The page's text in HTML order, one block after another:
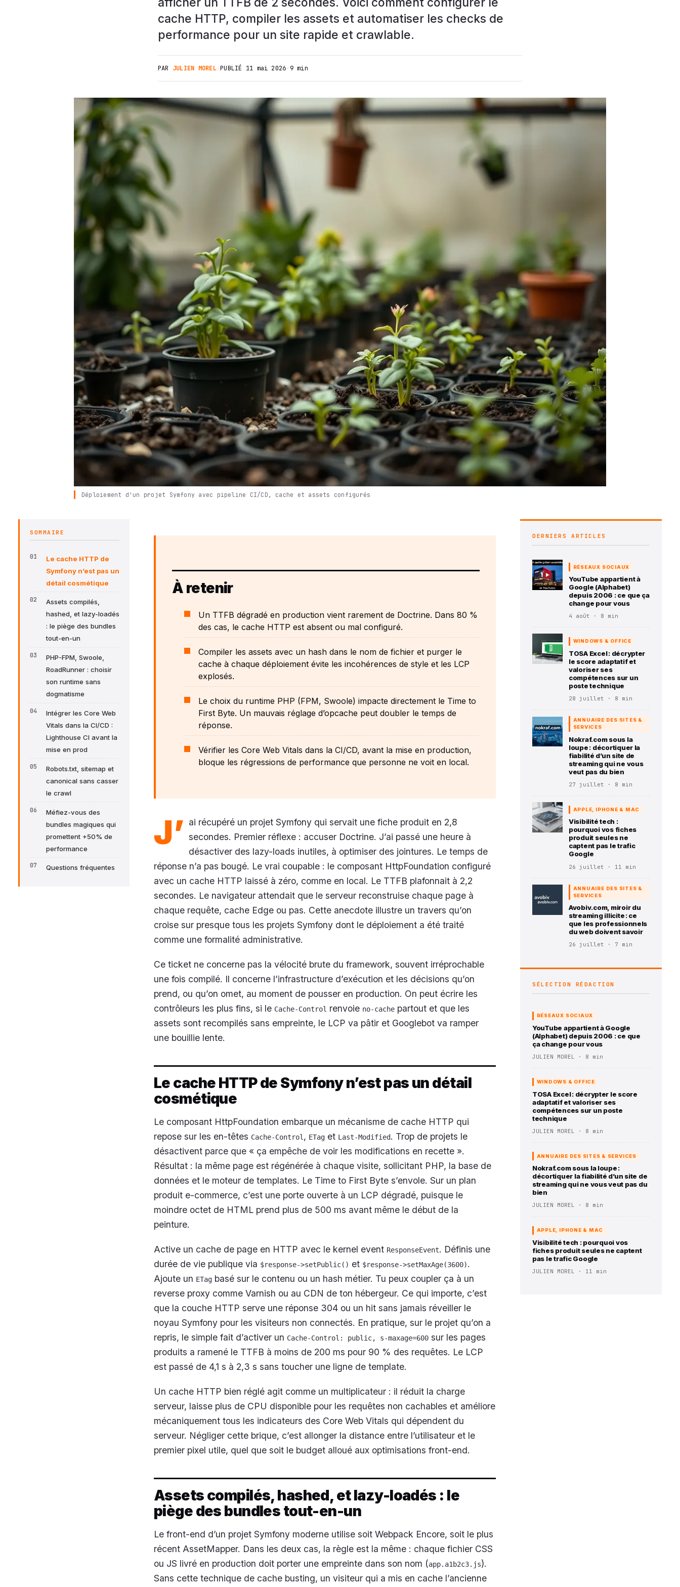
cache HTTP, compiler les assets et automatiser les checks de
performance pour un site rapide et crawlable.
PAR JULIEN MOREL·PUBLIÉ 11 mai 2026· 9 min
Déploiement d'un projet Symfony avec pipeline CI/CD, cache et assets configurés
SOMMAIRE
Le cache HTTP de
Symfony n’est pas un
détail cosmétique
Assets compilés,
hashed, et lazy-loadés
: le piège des bundles
tout-en-un
PHP-FPM, Swoole,
RoadRunner : choisir
son runtime sans
dogmatisme
Intégrer les Core Web
Vitals dans la CI/CD :
Lighthouse CI avant la
mise en prod
Robots.txt, sitemap et
canonical sans casser
le crawl
Méfiez-vous des
bundles magiques qui
promettent +50% de
performance
Questions fréquentes
À retenir
Un TTFB dégradé en production vient rarement de Doctrine. Dans 80 %
des cas, le cache HTTP est absent ou mal configuré.
Compiler les assets avec un hash dans le nom de fichier et purger le
cache à chaque déploiement évite les incohérences de style et les LCP
explosés.
Le choix du runtime PHP (FPM, Swoole) impacte directement le Time to
First Byte. Un mauvais réglage d’opcache peut doubler le temps de
réponse.
Vérifier les Core Web Vitals dans la CI/CD, avant la mise en production,
bloque les régressions de performance que personne ne voit en local.
J’ ai récupéré un projet Symfony qui servait une fiche produit en 2,8
secondes. Premier réflexe : accuser Doctrine. J’ai passé une heure à
désactiver des lazy-loads inutiles, à optimiser des jointures. Le temps de
réponse n’a pas bougé. Le vrai coupable : le composant HttpFoundation configuré
avec un cache HTTP laissé à zéro, comme en local. Le TTFB plafonnait à 2,2
secondes. Le navigateur attendait que le serveur reconstruise chaque page à
chaque requête, cache Edge ou pas. Cette anecdote illustre un travers qu’on
croise sur presque tous les projets Symfony dont le déploiement a été traité
comme une formalité administrative.
Ce ticket ne concerne pas la vélocité brute du framework, souvent irréprochable
une fois compilé. Il concerne l’infrastructure d’exécution et les décisions qu’on
prend, ou qu’on omet, au moment de pousser en production. On peut écrire les
contrôleurs les plus fins, si le Cache-Control renvoie no-cache partout et que les
assets sont recompilés sans empreinte, le LCP va pâtir et Googlebot va ramper
une bouillie lente.
Le cache HTTP de Symfony n’est pas un détail
cosmétique
Le composant HttpFoundation embarque un mécanisme de cache HTTP qui
repose sur les en-têtes Cache-Control , ETag et Last-Modified. Trop de projets le
désactivent parce que « ça empêche de voir les modifications en recette ».
Résultat : la même page est régénérée à chaque visite, sollicitant PHP, la base de
données et le moteur de templates. Le Time to First Byte s’envole. Sur un plan
produit e-commerce, c’est une porte ouverte à un LCP dégradé, puisque le
moindre octet de HTML prend plus de 500 ms avant même le début de la
peinture.
Active un cache de page en HTTP avec le kernel event ResponseEvent. Définis une
durée de vie publique via $response->setPublic() et $response->setMaxAge(3600).
Ajoute un ETag basé sur le contenu ou un hash métier. Tu peux coupler ça à un
reverse proxy comme Varnish ou au CDN de ton hébergeur. Ce qui importe, c’est
que la couche HTTP serve une réponse 304 ou un hit sans jamais réveiller le
noyau Symfony pour les visiteurs non connectés. En pratique, sur le projet qu’on a
repris, le simple fait d’activer un Cache-Control: public, s-maxage=600 sur les pages
produits a ramené le TTFB à moins de 200 ms pour 90 % des requêtes. Le LCP
est passé de 4,1 s à 2,3 s sans toucher une ligne de template.
Un cache HTTP bien réglé agit comme un multiplicateur : il réduit la charge
serveur, laisse plus de CPU disponible pour les requêtes non cachables et améliore
mécaniquement tous les indicateurs des Core Web Vitals qui dépendent du
serveur. Négliger cette brique, c’est allonger la distance entre l’utilisateur et le
premier pixel utile, quel que soit le budget alloué aux optimisations front-end.
Assets compilés, hashed, et lazy-loadés : le
piège des bundles tout-en-un
Le front-end d’un projet Symfony moderne utilise soit Webpack Encore, soit le plus
récent AssetMapper. Dans les deux cas, la règle est la même : chaque fichier CSS
ou JS livré en production doit porter une empreinte dans son nom (app.a1b2c3.js).
Sans cette technique de cache busting, un visiteur qui a mis en cache l’ancienne
DERNIERS ARTICLES
RÉSEAUX SOCIAUX
YouTube appartient à
Google (Alphabet)
depuis 2006 : ce que ça
change pour vous
4 août · 8 min
WINDOWS & OFFICE
TOSA Excel : décrypter
le score adaptatif et
valoriser ses
compétences sur un
poste technique
28 juillet · 8 min
ANNUAIRE DES SITES &
SERVICES
Nokraf.com sous la
loupe : décortiquer la
fiabilité d’un site de
streaming qui ne vous
veut pas du bien
27 juillet · 8 min
APPLE, IPHONE & MAC
Visibilité tech :
pourquoi vos fiches
produit seules ne
captent pas le trafic
Google
26 juillet · 11 min
ANNUAIRE DES SITES &
SERVICES
Avobiv.com, miroir du
streaming illicite : ce
que les professionnels
du web doivent savoir
26 juillet · 7 min
SÉLECTION RÉDACTION
RÉSEAUX SOCIAUX
YouTube appartient à Google
(Alphabet) depuis 2006 : ce que
ça change pour vous
JULIEN MOREL · 8 min
WINDOWS & OFFICE
TOSA Excel : décrypter le score
adaptatif et valoriser ses
compétences sur un poste
technique
JULIEN MOREL · 8 min
ANNUAIRE DES SITES & SERVICES
Nokraf.com sous la loupe :
décortiquer la fiabilité d’un site de
streaming qui ne vous veut pas du
bien
JULIEN MOREL · 8 min
APPLE, IPHONE & MAC
Visibilité tech : pourquoi vos
fiches produit seules ne captent
pas le trafic Google
JULIEN MOREL · 11 min